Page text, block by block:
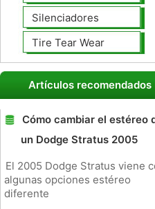
Silenciadores
Tire Tear Wear
Artículos recomendados
Cómo cambiar el estéreo
un Dodge Stratus 2005
El 2005 Dodge Stratus viene
algunas opciones estéreo
diferente